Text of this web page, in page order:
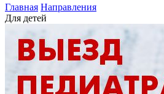
Главная Направления
Для детей